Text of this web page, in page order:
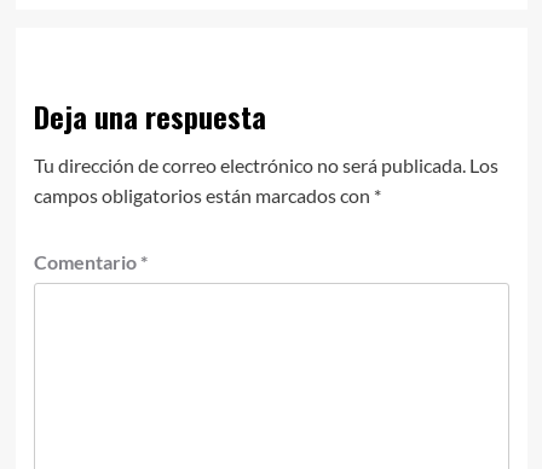
Deja una respuesta
Tu dirección de correo electrónico no será publicada. Los
campos obligatorios están marcados con *
Comentario *